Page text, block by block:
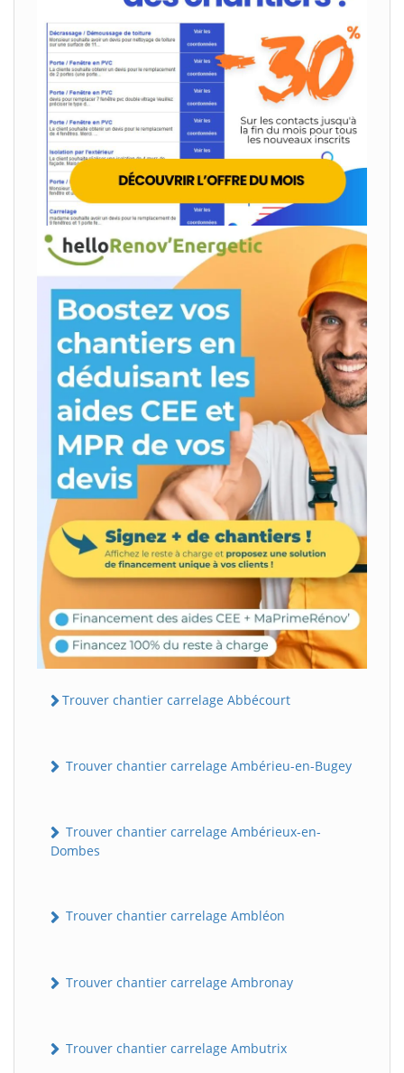
Trouver chantier carrelage Abbécourt
Trouver chantier carrelage Ambérieu-en-Bugey
Trouver chantier carrelage Ambérieux-en-
Dombes
Trouver chantier carrelage Ambléon
Trouver chantier carrelage Ambronay
Trouver chantier carrelage Ambutrix